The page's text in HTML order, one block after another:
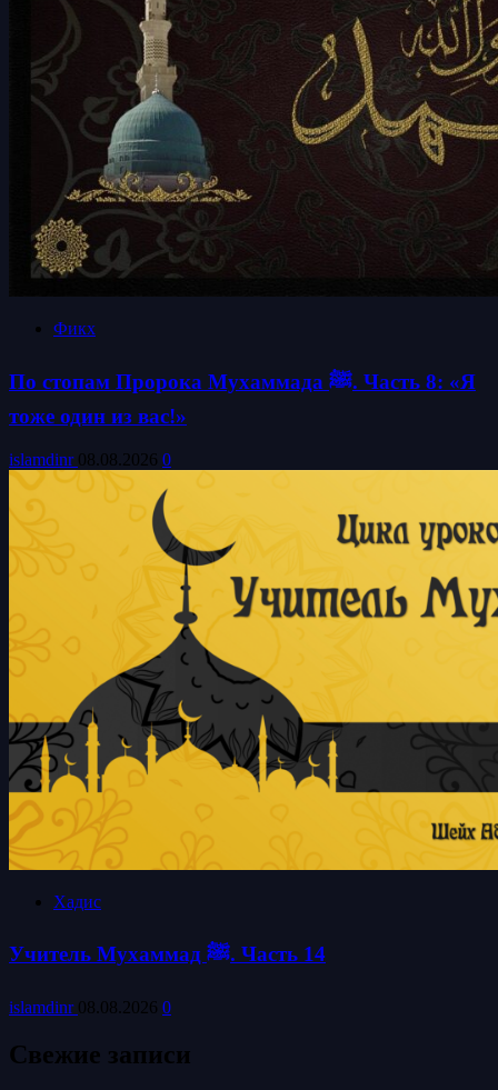
Фикх
По стопам Пророка Мухаммада ﷺ. Часть 8: «Я
тоже один из вас!»
islamdinr 08.08.2026 0
Хадис
Учитель Мухаммад ﷺ. Часть 14
islamdinr 08.08.2026 0
Свежие записи